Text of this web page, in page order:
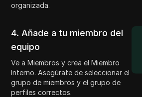
organizada.
4. Añade a tu miembro del
equipo
Ve a Miembros y crea el Miembro
Interno. Asegúrate de seleccionar el
grupo de miembros y el grupo de
perfiles correctos.